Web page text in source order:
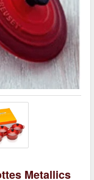
Metallics